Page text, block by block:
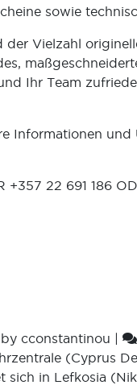
sowie
der Vielzahl
Ihr Team
Informationen
+357 22 691 186
by cconstantinou |
(Cyprus
sich in Lefkosia